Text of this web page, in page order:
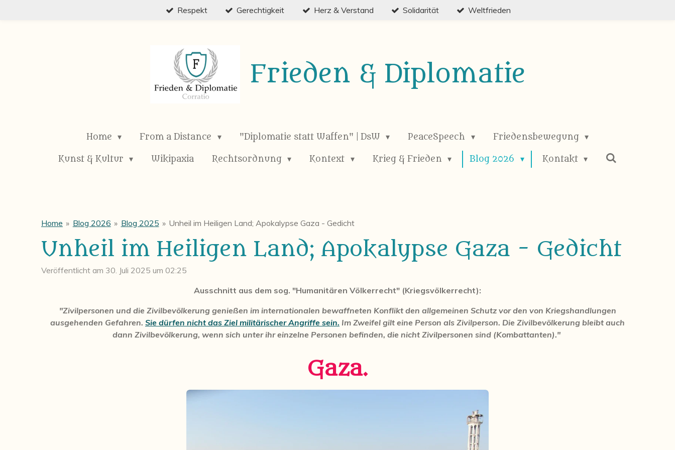
Respekt Gerechtigkeit Herz & Verstand Solidarität Weltfrieden
Frieden & Diplomatie
Home From a Distance "Diplomatie statt Waffen" | DsW PeaceSpeech Friedensbewegung
Kunst & Kultur Wikipaxia Rechtsordnung Kontext Krieg & Frieden Blog 2026 Kontakt
Home » Blog 2026 » Blog 2025 » Unheil im Heiligen Land; Apokalypse Gaza - Gedicht
Unheil im Heiligen Land; Apokalypse Gaza - Gedicht
Veröffentlicht am 30. Juli 2025 um 02:25
Ausschnitt aus dem sog. "Humanitären Völkerrecht" (Kriegsvölkerrecht):
"Zivilpersonen und die Zivilbevölkerung genießen im internationalen bewaffneten Konflikt den allgemeinen Schutz vor den von Kriegshandlungen
ausgehenden Gefahren. Sie dürfen nicht das Ziel militärischer Angriffe sein. Im Zweifel gilt eine Person als Zivilperson. Die Zivilbevölkerung bleibt auch
dann Zivilbevölkerung, wenn sich unter ihr einzelne Personen befinden, die nicht Zivilpersonen sind (Kombattanten)."
Gaza.